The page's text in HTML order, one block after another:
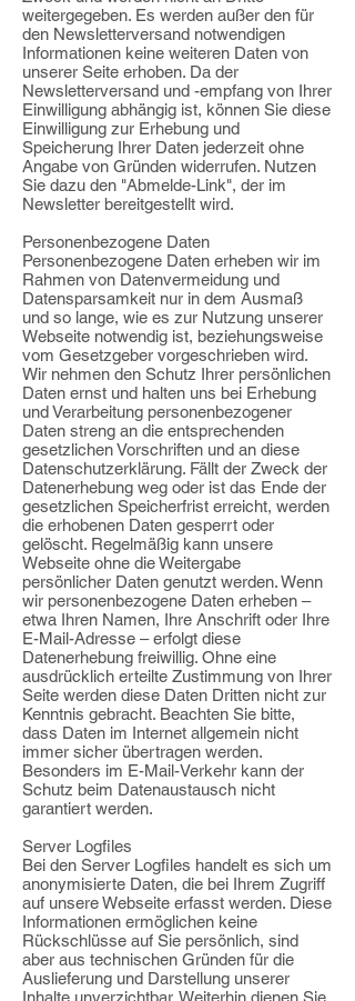
weitergegeben. Es werden außer den für
den Newsletterversand notwendigen
Informationen keine weiteren Daten von
unserer Seite erhoben. Da der
Newsletterversand und -empfang von Ihrer
Einwilligung abhängig ist, können Sie diese
Einwilligung zur Erhebung und
Speicherung Ihrer Daten jederzeit ohne
Angabe von Gründen widerrufen. Nutzen
Sie dazu den "Abmelde-Link", der im
Newsletter bereitgestellt wird.
Personenbezogene Daten
Personenbezogene Daten erheben wir im
Rahmen von Datenvermeidung und
Datensparsamkeit nur in dem Ausmaß
und so lange, wie es zur Nutzung unserer
Webseite notwendig ist, beziehungsweise
vom Gesetzgeber vorgeschrieben wird.
Wir nehmen den Schutz Ihrer persönlichen
Daten ernst und halten uns bei Erhebung
und Verarbeitung personenbezogener
Daten streng an die entsprechenden
gesetzlichen Vorschriften und an diese
Datenschutzerklärung. Fällt der Zweck der
Datenerhebung weg oder ist das Ende der
gesetzlichen Speicherfrist erreicht, werden
die erhobenen Daten gesperrt oder
gelöscht. Regelmäßig kann unsere
Webseite ohne die Weitergabe
persönlicher Daten genutzt werden. Wenn
wir personenbezogene Daten erheben –
etwa Ihren Namen, Ihre Anschrift oder Ihre
E-Mail-Adresse – erfolgt diese
Datenerhebung freiwillig. Ohne eine
ausdrücklich erteilte Zustimmung von Ihrer
Seite werden diese Daten Dritten nicht zur
Kenntnis gebracht. Beachten Sie bitte,
dass Daten im Internet allgemein nicht
immer sicher übertragen werden.
Besonders im E-Mail-Verkehr kann der
Schutz beim Datenaustausch nicht
garantiert werden.
Server Logfiles
Bei den Server Logfiles handelt es sich um
anonymisierte Daten, die bei Ihrem Zugriff
auf unsere Webseite erfasst werden. Diese
Informationen ermöglichen keine
Rückschlüsse auf Sie persönlich, sind
aber aus technischen Gründen für die
Auslieferung und Darstellung unserer
Inhalte unverzichtbar. Weiterhin dienen Sie